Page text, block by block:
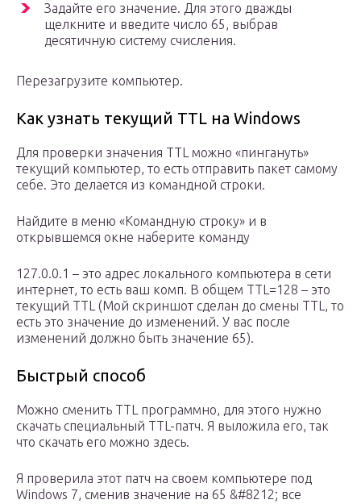
Задайте его значение. Для этого дважды
щелкните и введите число 65, выбрав
десятичную систему счисления.
Перезагрузите компьютер.
Как узнать текущий TTL на Windows
Для проверки значения TTL можно «пингануть»
текущий компьютер, то есть отправить пакет самому
себе. Это делается из командной строки.
Найдите в меню «Командную строку» и в
открывшемся окне наберите команду
127.0.0.1 – это адрес локального компьютера в сети
интернет, то есть ваш комп. В общем TTL=128 – это
текущий TTL (Мой скриншот сделан до смены TTL, то
есть это значение до изменений. У вас после
изменений должно быть значение 65).
Быстрый способ
Можно сменить TTL программно, для этого нужно
скачать специальный TTL-патч. Я выложила его, так
что скачать его можно здесь.
Я проверила этот патч на своем компьютере под
Windows 7, сменив значение на 65 &#8212; все